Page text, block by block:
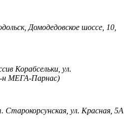
Домодедовское шоссе, 10,
Корабсельки, ул.
н МЕГА-Парнас)
Старокорсунская, ул. Красная, 5А